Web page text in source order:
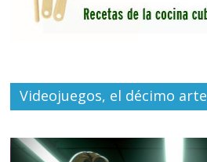
Videojuegos, el décimo arte